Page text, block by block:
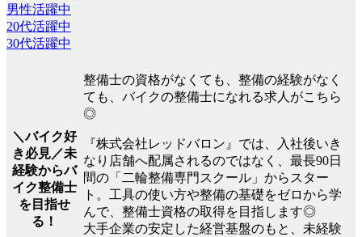
男性活躍中
20代活躍中
30代活躍中
＼バイク好
き必見／未
経験からバ
イク整備士
を目指せ
る！
整備士の資格がなくても、整備の経験がなく
ても、バイクの整備士になれる求人がこちら
◎
『株式会社レッドバロン』では、入社後いき
なり店舗へ配属されるのではなく、最長90日
間の「二輪整備専門スクール」からスター
ト。工具の使い方や整備の基礎をゼロから学
んで、整備士資格の取得を目指します◎
大手企業の安定した経営基盤のもと、未経験